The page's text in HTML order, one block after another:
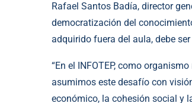
Rafael Santos Badía, director
democratización del
adquirido fuera del aula, debe
“En el INFOTEP, como
asumimos este desafío con
económico, la cohesión social y